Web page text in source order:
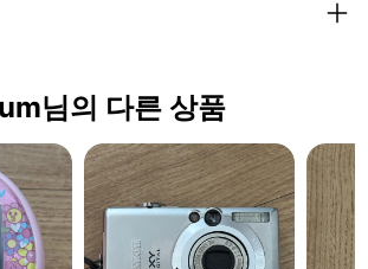
님의 다른 상품